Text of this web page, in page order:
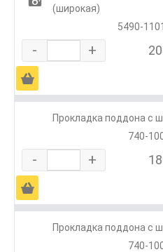
(широкая)
5490-
- +
Ä
Прокладка поддона с
740-
- +
Ä
Прокладка поддона с
740-